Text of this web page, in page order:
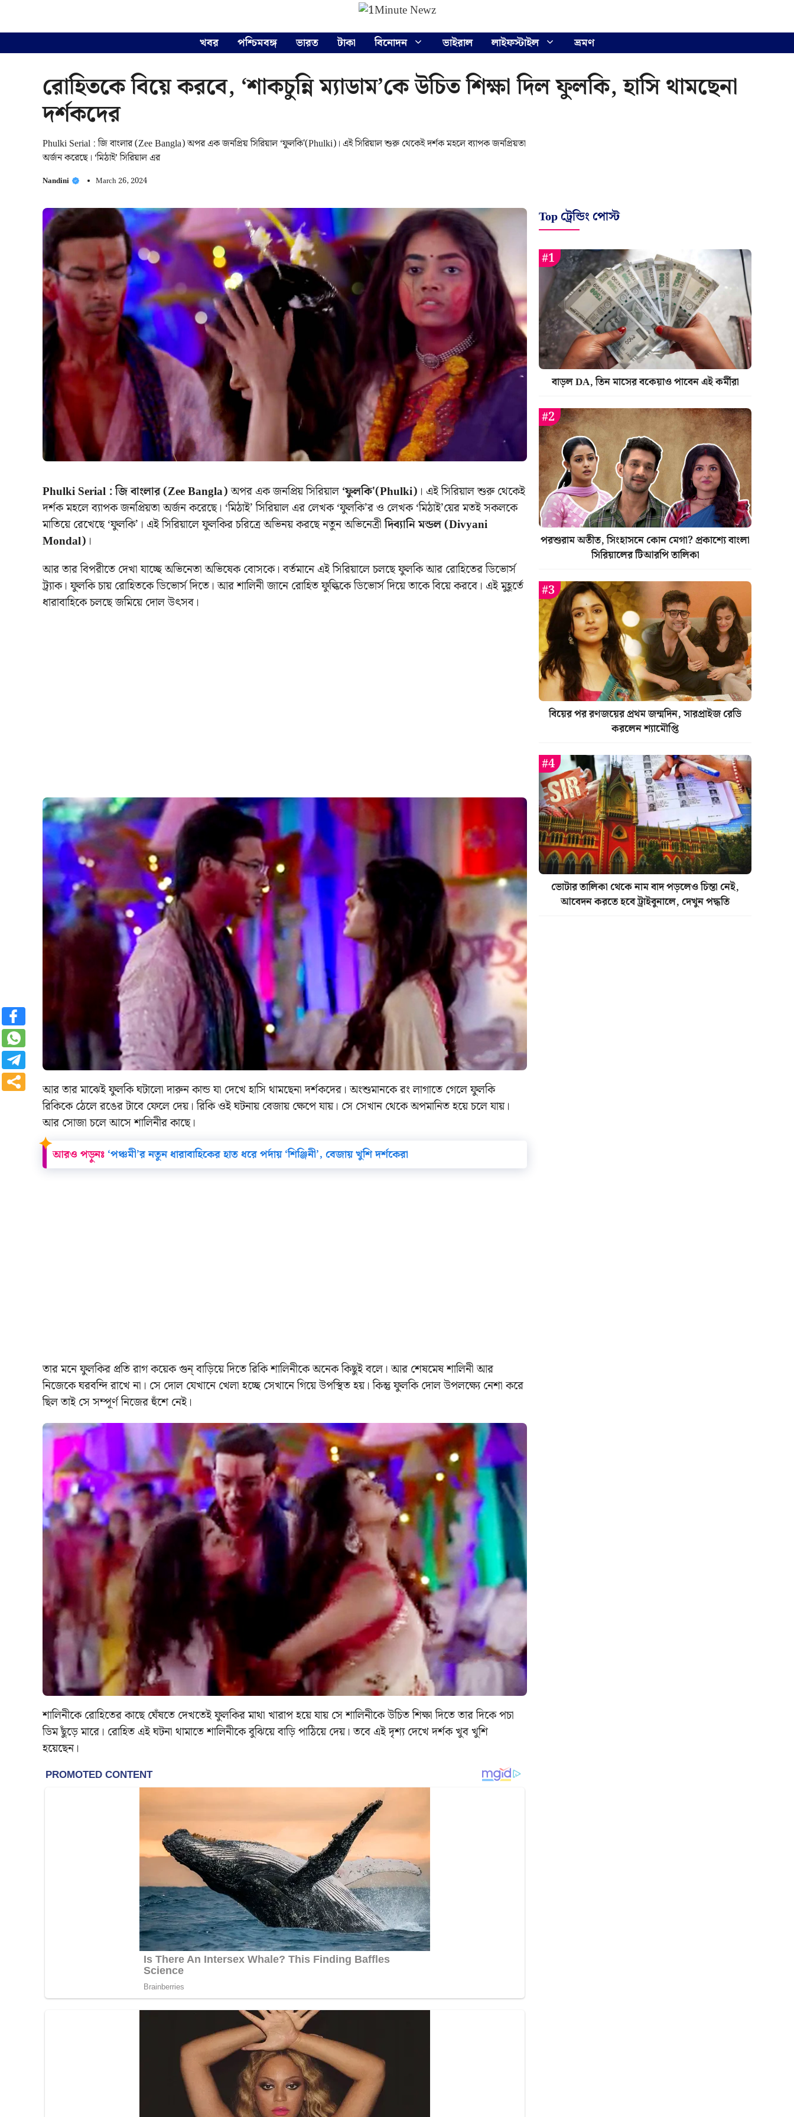
খবর পশ্চিমবঙ্গ ভারত টাকা বিনোদন ভাইরাল লাইফস্টাইল ভ্রমণ
রোহিতকে বিয়ে করবে, ‘শাকচুন্নি ম্যাডাম’কে উচিত শিক্ষা দিল ফুলকি, হাসি থামছেনা
দর্শকদের
Phulki Serial : জি বাংলার (Zee Bangla) অপর এক জনপ্রিয় সিরিয়াল ‘ফুলকি'(Phulki)। এই সিরিয়াল শুরু থেকেই দর্শক মহলে ব্যাপক জনপ্রিয়তা
অর্জন করেছে। ‘মিঠাই’ সিরিয়াল এর
Nandini March 26, 2024
Phulki Serial : জি বাংলার (Zee Bangla)অপর এক জনপ্রিয় সিরিয়াল‘ফুলকি'(Phulki) । এই সিরিয়াল শুরু থেকেই
দর্শক মহলে ব্যাপক জনপ্রিয়তা অর্জন করেছে। ‘মিঠাই’ সিরিয়াল এর লেখক ‘ফুলকি’র ও লেখক ‘মিঠাই’য়ের মতই সকলকে
মাতিয়ে রেখেছে ‘ফুলকি’। এই সিরিয়ালে ফুলকির চরিত্রে অভিনয় করছে নতুন অভিনেত্রীদিব্যানি মন্ডল (Divyani
Mondal) ।
আর তার বিপরীতে দেখা যাচ্ছে অভিনেতা অভিষেক বোসকে। বর্তমানে এই সিরিয়ালে চলছে ফুলকি আর রোহিতের ডিভোর্স
ট্র্যাক। ফুলকি চায় রোহিতকে ডিভোর্স দিতে। আর শালিনী জানে রোহিত ফুল্কিকে ডিভোর্স দিয়ে তাকে বিয়ে করবে। এই মুহূর্তে
ধারাবাহিকে চলছে জমিয়ে দোল উৎসব।
আর তার মাঝেই ফুলকি ঘটালো দারুন কান্ড যা দেখে হাসি থামছেনা দর্শকদের। অংশুমানকে রং লাগাতে গেলে ফুলকি
রিকিকে ঠেলে রঙের টাবে ফেলে দেয়। রিকি ওই ঘটনায় বেজায় ক্ষেপে যায়। সে সেখান থেকে অপমানিত হয়ে চলে যায়।
আর সোজা চলে আসে শালিনীর কাছে।
আরও পড়ুনঃ ‘পঞ্চমী’র নতুন ধারাবাহিকের হাত ধরে পর্দায় ‘শিঞ্জিনী’, বেজায় খুশি দর্শকেরা
তার মনে ফুলকির প্রতি রাগ কয়েক গুন্ বাড়িয়ে দিতে রিকি শালিনীকে অনেক কিছুই বলে। আর শেষমেষ শালিনী আর
নিজেকে ঘরবন্দি রাখে না। সে দোল যেখানে খেলা হচ্ছে সেখানে গিয়ে উপস্থিত হয়। কিন্তু ফুলকি দোল উপলক্ষ্যে নেশা করে
ছিল তাই সে সম্পূর্ণ নিজের হুঁশে নেই।
শালিনীকে রোহিতের কাছে ঘেঁষতে দেখতেই ফুলকির মাথা খারাপ হয়ে যায় সে শালিনীকে উচিত শিক্ষা দিতে তার দিকে পচা
ডিম ছুঁড়ে মারে। রোহিত এই ঘটনা থামাতে শালিনীকে বুঝিয়ে বাড়ি পাঠিয়ে দেয়। তবে এই দৃশ্য দেখে দর্শক খুব খুশি
হয়েছেন।
Top ট্রেন্ডিং পোস্ট
বাড়ল DA, তিন মাসের বকেয়াও পাবেন এই কর্মীরা
পরশুরাম অতীত, সিংহাসনে কোন মেগা? প্রকাশ্যে বাংলা
সিরিয়ালের টিআরপি তালিকা
বিয়ের পর রণজয়ের প্রথম জন্মদিন, সারপ্রাইজ রেডি
করলেন শ্যামৌপ্তি
ভোটার তালিকা থেকে নাম বাদ পড়লেও চিন্তা নেই,
আবেদন করতে হবে ট্রাইবুনালে, দেখুন পদ্ধতি